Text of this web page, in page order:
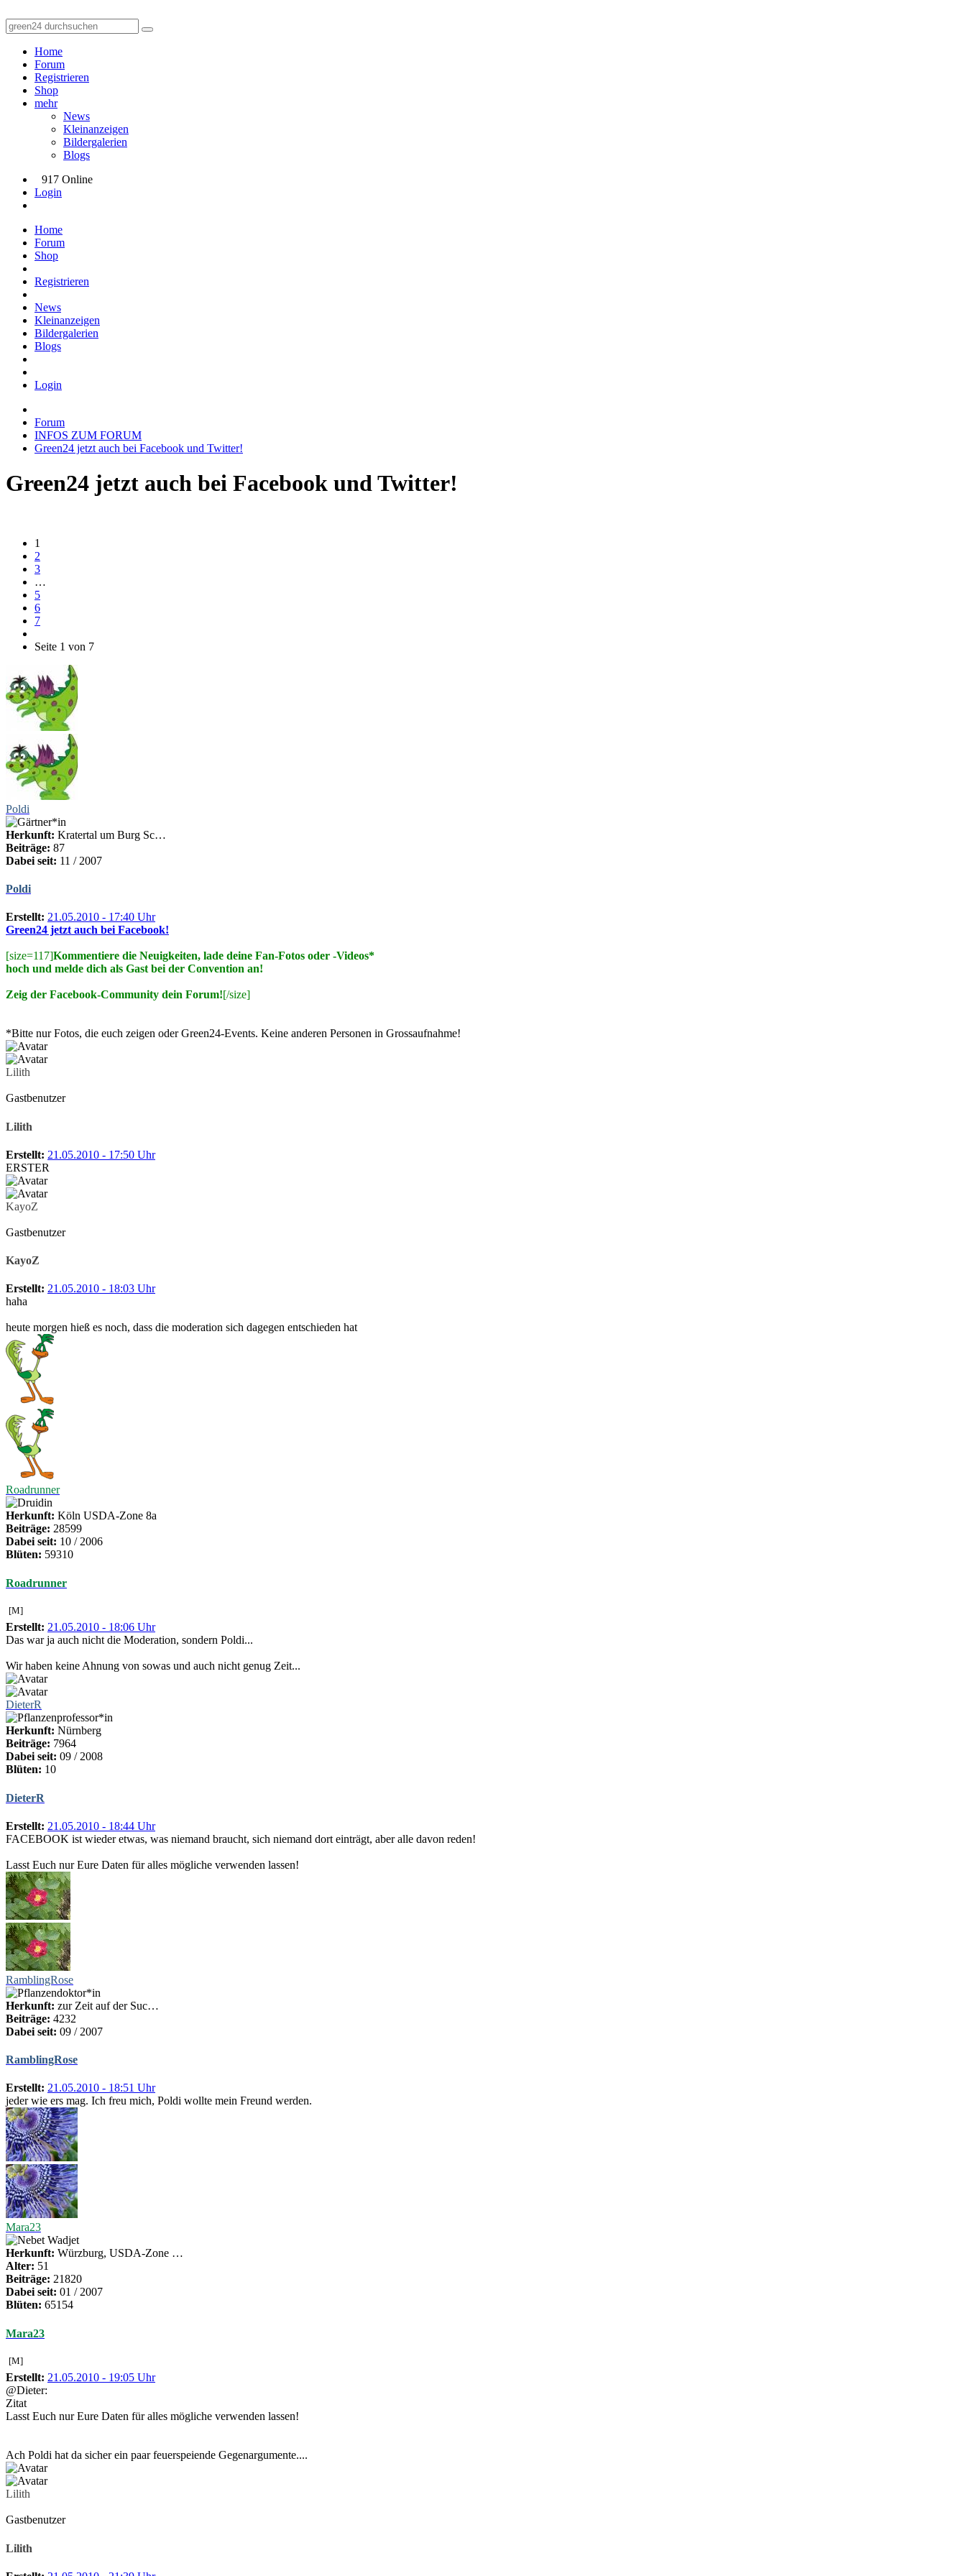
Home
Forum
Registrieren
Shop
mehr
News
Kleinanzeigen
Bildergalerien
Blogs
917 Online
Login
Home
Forum
Shop
Registrieren
News
Kleinanzeigen
Bildergalerien
Blogs
Login
Forum
INFOS ZUM FORUM
Green24 jetzt auch bei Facebook und Twitter!
Green24 jetzt auch bei Facebook und Twitter!
1
2
3
…
5
6
7
Seite 1 von 7
Poldi
Herkunft: Kratertal um Burg Sc…
Beiträge: 87
Dabei seit: 11 / 2007
Poldi
Erstellt: 21.05.2010 - 17:40 Uhr
Green24 jetzt auch bei Facebook!
[size=117]Kommentiere die Neuigkeiten, lade deine Fan-Fotos oder -Videos*
hoch und melde dich als Gast bei der Convention an!
Zeig der Facebook-Community dein Forum![/size]
*Bitte nur Fotos, die euch zeigen oder Green24-Events. Keine anderen Personen in Grossaufnahme!
Lilith
Gastbenutzer
Lilith
Erstellt: 21.05.2010 - 17:50 Uhr
ERSTER
KayoZ
Gastbenutzer
KayoZ
Erstellt: 21.05.2010 - 18:03 Uhr
haha
heute morgen hieß es noch, dass die moderation sich dagegen entschieden hat
Roadrunner
Herkunft: Köln USDA-Zone 8a
Beiträge: 28599
Dabei seit: 10 / 2006
Blüten: 59310
Roadrunner
[M]
Erstellt: 21.05.2010 - 18:06 Uhr
Das war ja auch nicht die Moderation, sondern Poldi...
Wir haben keine Ahnung von sowas und auch nicht genug Zeit...
DieterR
Herkunft: Nürnberg
Beiträge: 7964
Dabei seit: 09 / 2008
Blüten: 10
DieterR
Erstellt: 21.05.2010 - 18:44 Uhr
FACEBOOK ist wieder etwas, was niemand braucht, sich niemand dort einträgt, aber alle davon reden!
Lasst Euch nur Eure Daten für alles mögliche verwenden lassen!
RamblingRose
Herkunft: zur Zeit auf der Suc…
Beiträge: 4232
Dabei seit: 09 / 2007
RamblingRose
Erstellt: 21.05.2010 - 18:51 Uhr
jeder wie ers mag. Ich freu mich, Poldi wollte mein Freund werden.
Mara23
Herkunft: Würzburg, USDA-Zone …
Alter: 51
Beiträge: 21820
Dabei seit: 01 / 2007
Blüten: 65154
Mara23
[M]
Erstellt: 21.05.2010 - 19:05 Uhr
@Dieter:
Zitat
Lasst Euch nur Eure Daten für alles mögliche verwenden lassen!
Ach Poldi hat da sicher ein paar feuerspeiende Gegenargumente....
Lilith
Gastbenutzer
Lilith